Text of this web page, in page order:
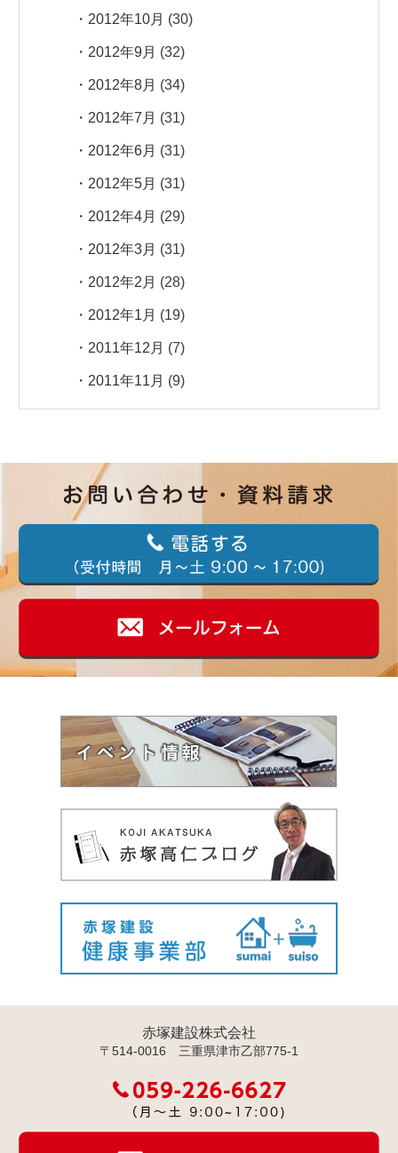
2012年10月 (30)
2012年9月 (32)
2012年8月 (34)
2012年7月 (31)
2012年6月 (31)
2012年5月 (31)
2012年4月 (29)
2012年3月 (31)
2012年2月 (28)
2012年1月 (19)
2011年12月 (7)
2011年11月 (9)
赤塚建設株式会社
〒514-0016 三重県津市乙部775-1